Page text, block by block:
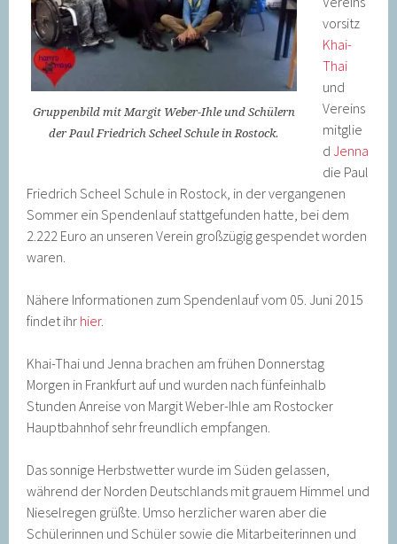
Gruppenbild mit Margit Weber-Ihle und Schülern
der Paul Friedrich Scheel Schule in Rostock.
vorsitz
Khai-
Thai
und
Vereins
mitglie
dJenna
die Paul
Friedrich Scheel Schule in Rostock, in der vergangenen
Sommer ein Spendenlauf stattgefunden hatte, bei dem
2.222 Euro an unseren Verein großzügig gespendet worden
waren.
Nähere Informationen zum Spendenlauf vom 05. Juni 2015
findet ihr hier.
Khai-Thai und Jenna brachen am frühen Donnerstag
Morgen in Frankfurt auf und wurden nach fünfeinhalb
Stunden Anreise von Margit Weber-Ihle am Rostocker
Hauptbahnhof sehr freundlich empfangen.
Das sonnige Herbstwetter wurde im Süden gelassen,
während der Norden Deutschlands mit grauem Himmel und
Nieselregen grüßte. Umso herzlicher waren aber die
Schülerinnen und Schüler sowie die Mitarbeiterinnen und